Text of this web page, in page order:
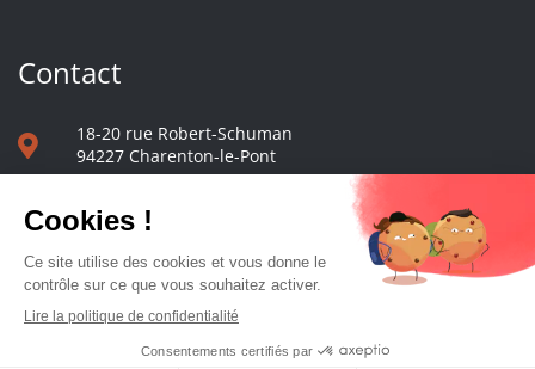
Contact
18-20 rue Robert-Schuman
94227 Charenton-le-Pont